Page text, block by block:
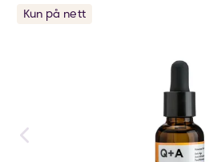
Kun på nett